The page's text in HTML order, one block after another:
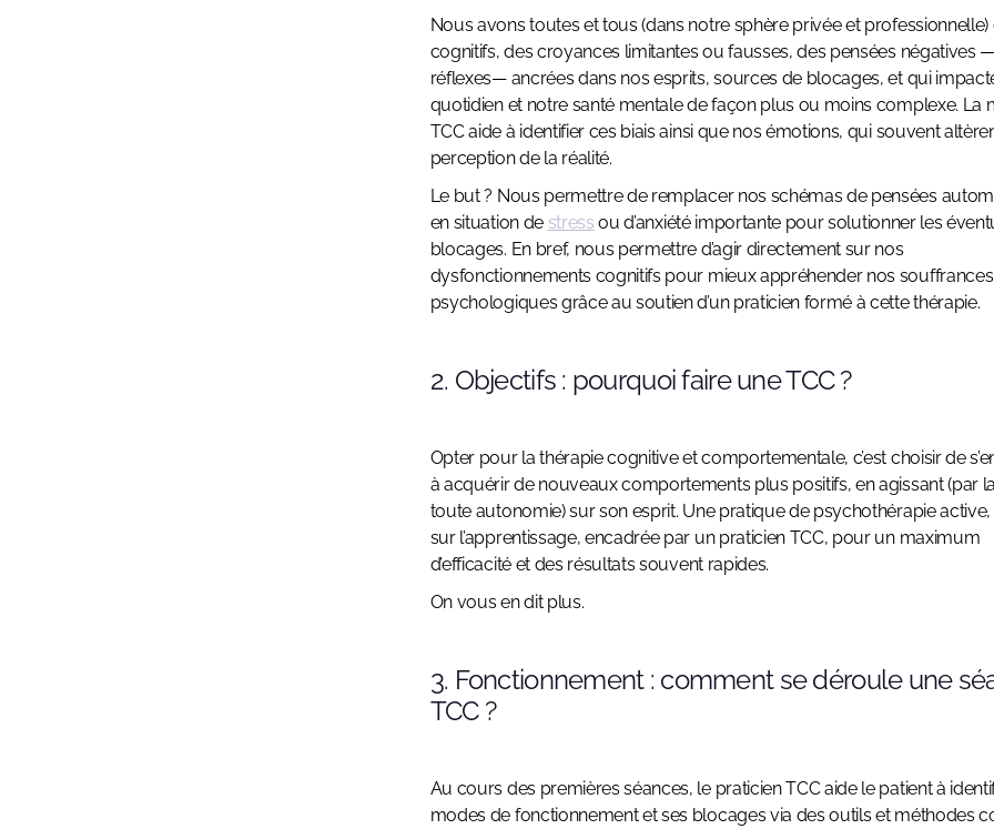
Nous avons toutes et tous (dans notre sphère privée et professionnelle)
cognitifs, des croyances limitantes ou fausses, des pensées négatives
réflexes— ancrées dans nos esprits, sources de blocages, et qui
quotidien et notre santé mentale de façon plus ou moins complexe. La
TCC aide à identifier ces biais ainsi que nos émotions, qui souvent
perception de la réalité.
Le but ? Nous permettre de remplacer nos schémas de pensées
en situation de stress ou d’anxiété importante pour solutionner les
blocages. En bref, nous permettre d’agir directement sur nos
dysfonctionnements cognitifs pour mieux appréhender nos souffrances
psychologiques grâce au soutien d’un praticien formé à cette thérapie.
2. Objectifs : pourquoi faire une TCC ?
Opter pour la thérapie cognitive et comportementale, c’est choisir de
à acquérir de nouveaux comportements plus positifs, en agissant (par
toute autonomie) sur son esprit. Une pratique de psychothérapie
sur l’apprentissage, encadrée par un praticien TCC, pour un maximum
d’efficacité et des résultats souvent rapides.
On vous en dit plus.
3. Fonctionnement : comment se déroule une
TCC ?
Au cours des premières séances, le praticien TCC aide le patient à
modes de fonctionnement et ses blocages via des outils et méthodes